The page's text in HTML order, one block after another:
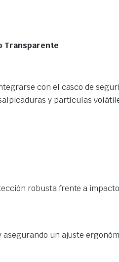
Transparente
con el casco de
y partículas
robusta frente a
un ajuste